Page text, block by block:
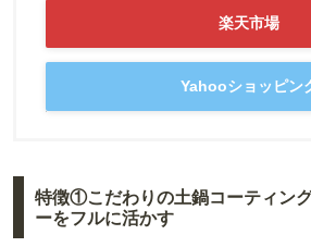
楽天市場
Yahooショッピン
特徴①こだわりの土鍋コーティン
ーをフルに活かす